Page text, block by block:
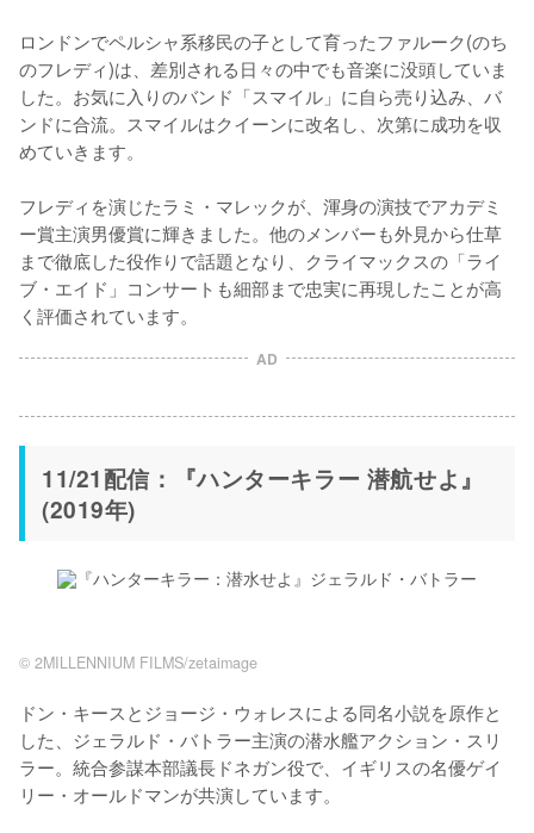
ロンドンでペルシャ系移民の子として育ったファルーク(のち
のフレディ)は、差別される日々の中でも音楽に没頭していま
した。お気に入りのバンド「スマイル」に自ら売り込み、バ
ンドに合流。スマイルはクイーンに改名し、次第に成功を収
めていきます。
フレディを演じたラミ・マレックが、渾身の演技でアカデミ
ー賞主演男優賞に輝きました。他のメンバーも外見から仕草
まで徹底した役作りで話題となり、クライマックスの「ライ
ブ・エイド」コンサートも細部まで忠実に再現したことが高
く評価されています。
AD
11/21配信：『ハンターキラー 潜航せよ』
(2019年)
© 2MILLENNIUM FILMS/zetaimage
ドン・キースとジョージ・ウォレスによる同名小説を原作と
した、ジェラルド・バトラー主演の潜水艦アクション・スリ
ラー。統合参謀本部議長ドネガン役で、イギリスの名優ゲイ
リー・オールドマンが共演しています。